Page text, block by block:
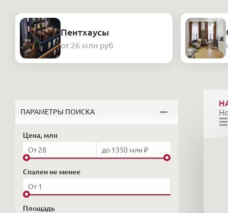
Пентхаусы
от 26 млн руб
ПАРАМЕТРЫ ПОИСКА
Цена, млн
Спален не менее
Площадь